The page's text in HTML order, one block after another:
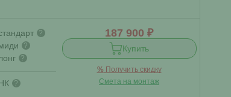
?
?
?
?
187 900 ₽
Купить
% Получить скидку
Смета на монтаж